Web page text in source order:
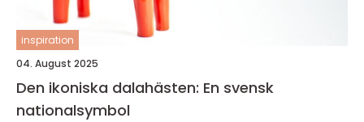
inspiration
04. August 2025
Den ikoniska dalahästen: En svensk
nationalsymbol